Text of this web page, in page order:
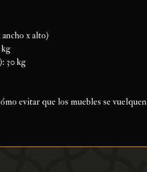
x alto)
30 kg
evitar que los muebles se vuelquen